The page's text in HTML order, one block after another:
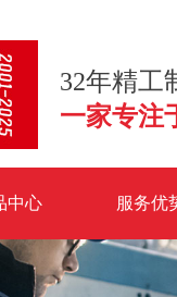
32年精
一家专注
中心 服务优